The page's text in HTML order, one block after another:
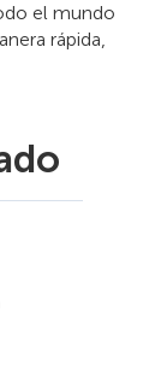
el mundo
rápida,